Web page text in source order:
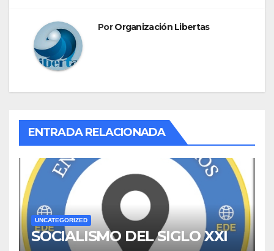
PorOrganización Libertas
ENTRADA RELACIONADA
UNCATEGORIZED
SOCIALISMO DEL SIGLO XXI